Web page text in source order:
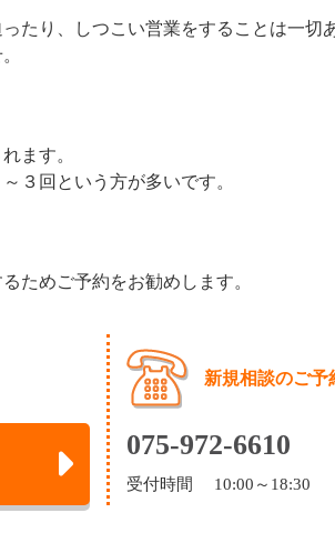
たり、しつこい営業をすることは一切
ます。
３回という方が多いです。
ためご予約をお勧めします。
新規相談のご予
075-972-6610
受付時間 10:00～18:30